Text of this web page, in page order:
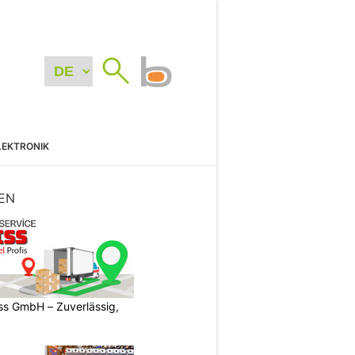
GmbH – Zuverlässig,